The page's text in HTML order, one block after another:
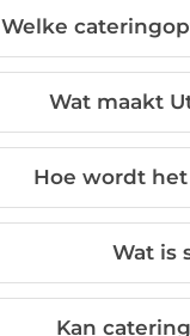
Welke
Wat maakt
Hoe wordt
Wat is
Kan